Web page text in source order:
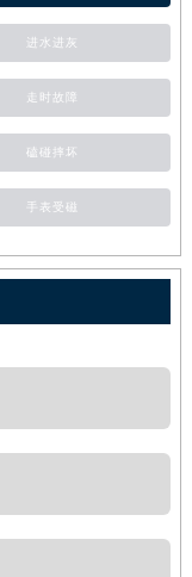
进水进灰
走时故障
磕碰摔坏
手表受磁